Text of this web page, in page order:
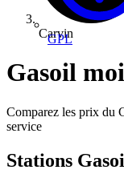
GPL
Carvin
Gasoil
Comparez les prix du
service
Stations